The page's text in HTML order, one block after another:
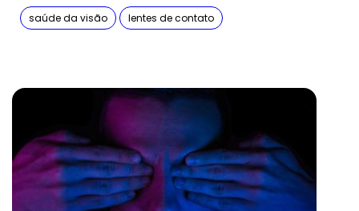
saúde da visão lentes de contato